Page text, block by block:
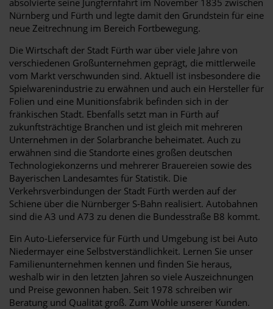
Nürnberg und Fürth und legte damit den Grundstein für eine
neue Zeitrechnung im Bereich Fortbewegung.
Die Wirtschaft der Stadt Fürth war über viele Jahre von
verschiedenen Großunternehmen geprägt, die mittlerweile
vom Markt verschwunden sind. Aktuell ist insbesondere die
Spielwarenindustrie zu erwähnen und auch ein Hersteller für
Folien und eine Munitionsfabrik befinden sich in der
fränkischen Stadt. Ebenfalls setzt man in Fürth auf
zukunftsträchtige Branchen und ist gleich mit mehreren
Unternehmen in der Solarbranche beheimatet. Auch zu
erwähnen sind die Standorte eines großen deutschen
Technologiekonzerns und mehrerer Brauereien sowie des
Bayerischen Landesamtes für Statistik. Die
Verkehrsverbindungen der Stadt Fürth werden auf der
Schiene über die Nürnberger S-Bahn realisiert. Autobahnen
sind die A3 und A73 zu denen die Bundesstraße B8 kommt.
Ein Auto-Lieferservice für Fürth und Umgebung ist bei Auto
Niedermayer eine Selbstverständlichkeit. Lernen Sie unser
Familienunternehmen kennen und finden Sie heraus,
weshalb wir in den letzten Jahren so viele Auszeichnungen
und Preise gewonnen haben. Seit 1978 schreiben wir
Beratung und Qualität groß. Zum Wohle unserer Kunden.